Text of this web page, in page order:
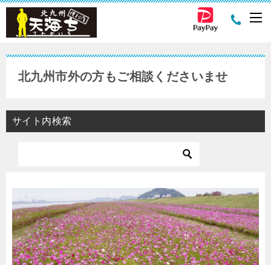
北九州市外の方もご相談くださいませ
サイト内検索